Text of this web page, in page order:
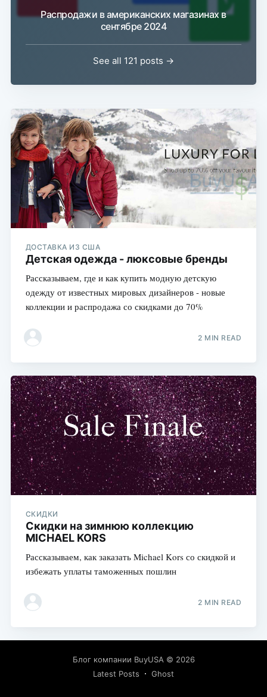
Распродажи в американских магазинах в
сентябре 2024
See all 121 posts →
ДОСТАВКА ИЗ США
Детская одежда - люксовые бренды
Рассказываем, где и как купить модную детскую
одежду от известных мировых дизайнеров - новые
коллекции и распродажа со скидками до 70%
2 MIN READ
СКИДКИ
Скидки на зимнюю коллекцию
MICHAEL KORS
Рассказываем, как заказать Michael Kors со скидкой и
избежать уплаты таможенных пошлин
2 MIN READ
Блог компании BuyUSA © 2026
Latest Posts
Ghost